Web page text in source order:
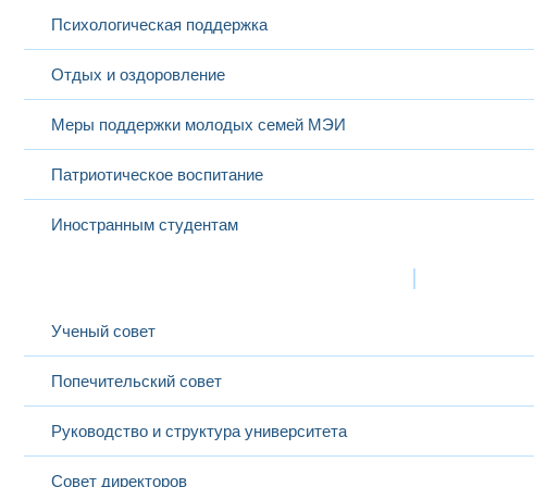
Психологическая поддержка
Отдых и оздоровление
Меры поддержки молодых семей МЭИ
Патриотическое воспитание
Иностранным студентам
Ученый совет
Попечительский совет
Руководство и структура университета
Совет директоров